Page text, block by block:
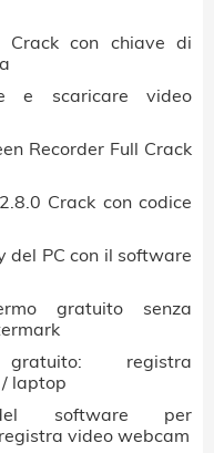
Crack con chiave di
e scaricare video
Recorder Full Crack
Crack con codice
del PC con il software
gratuito senza
registra
laptop
software per
video webcam